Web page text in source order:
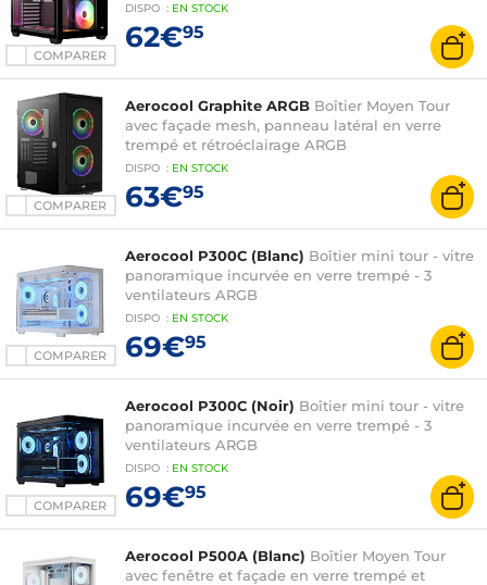
COMPARER
DISPO : EN STOCK
62€95
COMPARER
Aerocool Graphite ARGB Boîtier Moyen Tour
avec façade mesh, panneau latéral en verre
trempé et rétroéclairage ARGB
DISPO : EN STOCK
63€95
COMPARER
Aerocool P300C (Blanc) Boîtier mini tour - vitre
panoramique incurvée en verre trempé - 3
ventilateurs ARGB
DISPO : EN STOCK
69€95
COMPARER
Aerocool P300C (Noir) Boîtier mini tour - vitre
panoramique incurvée en verre trempé - 3
ventilateurs ARGB
DISPO : EN STOCK
69€95
Aerocool P500A (Blanc) Boîtier Moyen Tour
avec fenêtre et façade en verre trempé et